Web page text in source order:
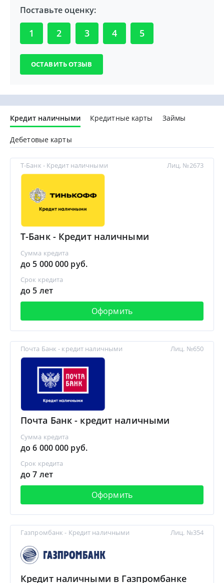
Поставьте оценку:
1 2 3 4 5
Кредит наличными Кредитные карты Займы
Дебетовые карты
Т-Банк - Кредит наличными
Т-Банк - Кредит наличными
Сумма кредита
до 5 000 000 руб.
Срок кредита
до 5 лет
Оформить
Лиц. №2673
Почта Банк - кредит наличными
Почта Банк - кредит наличными
Сумма кредита
до 6 000 000 руб.
Срок кредита
до 7 лет
Оформить
Лиц. №650
Газпромбанк - Кредит наличными
Кредит наличными в Газпромбанке
Лиц. №354